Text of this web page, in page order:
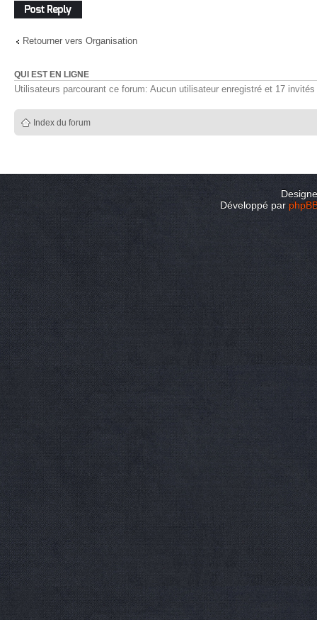
Répondre
Retourner vers Organisation
QUI EST EN LIGNE
Utilisateurs parcourant ce forum: Aucun utilisateur enregistré et 17 invités
Index du forum
Développé par